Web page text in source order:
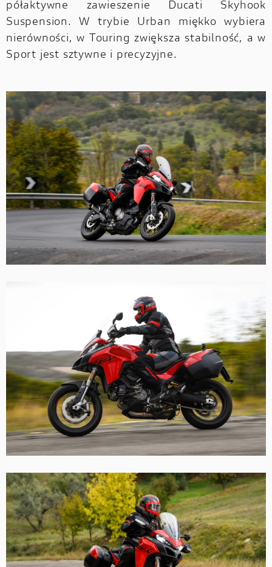
półaktywne zawieszenie Ducati Skyhook
Suspension. W trybie Urban miękko wybiera
nierówności, w Touring zwiększa stabilność, a w
Sport jest sztywne i precyzyjne.